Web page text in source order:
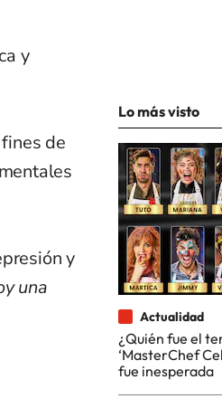
y
de
y
una
Lo más visto
Actualidad
¿Quién fue el
‘MasterChef
fue inesperada